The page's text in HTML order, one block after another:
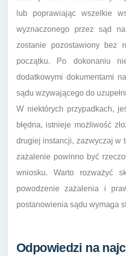
lub poprawiając wszelkie
wyznaczonego przez sąd
zostanie pozostawiony bez
początku. Po dokonaniu
dodatkowymi dokumentami
sądu wzywającego do
W niektórych przypadkach,
błędna, istnieje możliwość
drugiej instancji, zazwyczaj w
zażalenie powinno być
wniosku. Warto rozważyć
powodzenie zażalenia i
postanowienia sądu wymaga
Odpowiedzi na